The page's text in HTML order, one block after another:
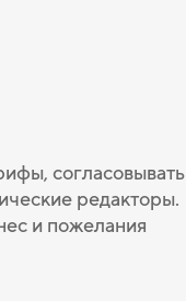
согласовывать
редакторы.
и пожелания